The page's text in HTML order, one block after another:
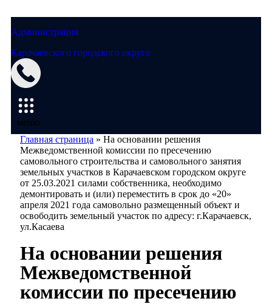
Администрация
Карачаевского городского округа
меню
Главная страница » На основании решения
Межведомственной комиссии по пресечению
самовольного строительства и самовольного занятия
земельных участков в Карачаевском городском округе
от 25.03.2021 силами собственника, необходимо
демонтировать и (или) переместить в срок до «20»
апреля 2021 года самовольно размещенный объект и
освободить земельный участок по адресу: г.Карачаевск,
ул.Касаева
На основании решения
Межведомственной
комиссии по пресечению